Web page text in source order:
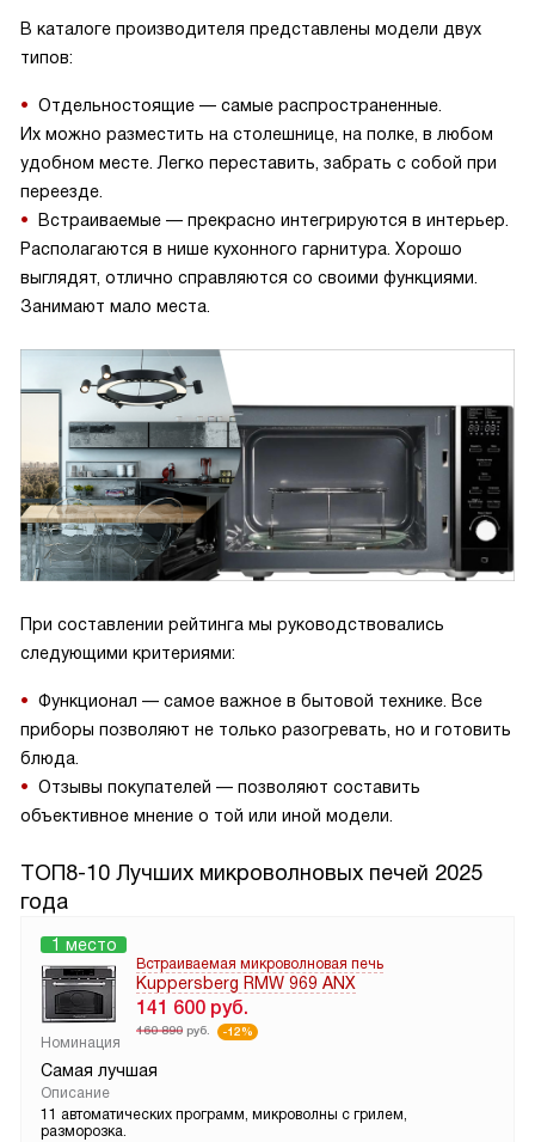
В каталоге производителя представлены модели двух
типов:
Отдельностоящие — самые распространенные.
Их можно разместить на столешнице, на полке, в любом
удобном месте. Легко переставить, забрать с собой при
переезде.
Встраиваемые — прекрасно интегрируются в интерьер.
Располагаются в нише кухонного гарнитура. Хорошо
выглядят, отлично справляются со своими функциями.
Занимают мало места.
При составлении рейтинга мы руководствовались
следующими критериями:
Функционал — самое важное в бытовой технике. Все
приборы позволяют не только разогревать, но и готовить
блюда.
Отзывы покупателей — позволяют составить
объективное мнение о той или иной модели.
ТОП8-10 Лучших микроволновых печей 2025
года
1 место
Встраиваемая микроволновая печь
Kuppersberg RMW 969 ANX
141 600 руб.
160 890 руб. -12%
Номинация
Самая лучшая
Описание
11 автоматических программ, микроволны с грилем,
разморозка.